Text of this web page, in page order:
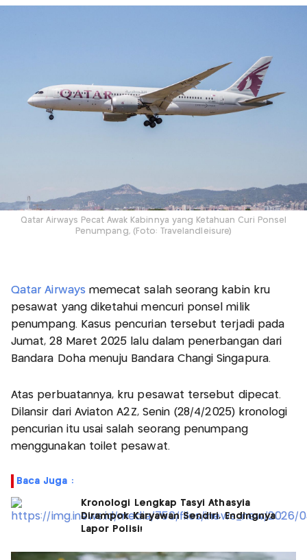
Qatar Airways Pecat Awak Kabinnya yang Ketahuan Curi Ponsel
Penumpang, (Foto: Travelandleisure)
Qatar Airwaysmemecat salah seorang kabin kru
pesawat yang diketahui mencuri ponsel milik
penumpang. Kasus pencurian tersebut terjadi pada
Jumat, 28 Maret 2025 lalu dalam penerbangan dari
Bandara Doha menuju Bandara Changi Singapura.
Atas perbuatannya, kru pesawat tersebut dipecat.
Dilansir dari Aviaton A2Z, Senin (28/4/2025) kronologi
pencurian itu usai salah seorang penumpang
menggunakan toilet pesawat.
Baca Juga :
Kronologi Lengkap Tasyi Athasyia
Dirampok Karyawan Sendiri, Endingnya
Lapor Polisi!